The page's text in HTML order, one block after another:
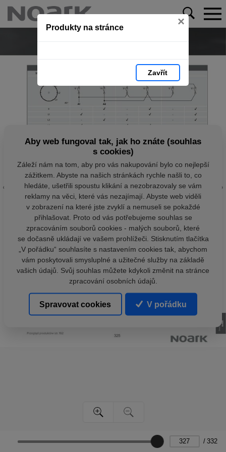
Produkty na stránce ×
Zavřít
/ 332
Aby web fungoval tak, jak ho znáte (souhlas
s cookies)
Záleží nám na tom, aby pro vás nakupování bylo co nejlepší
zážitkem. Abyste na našich stránkách rychle našli to, co
hledáte, ušetřili spoustu klikání a nezobrazovaly se vám
reklamy na věci, které vás nezajímají. Abyste web viděli
v zobrazení na které jste zvyklí a nemuseli se pokaždé
přihlašovat. Proto od vás potřebujeme souhlas se
zpracováním souborů cookies - malých souborů, které
se dočasně ukládají ve vašem prohlížeči. Stisknutím tlačítka
„V pořádku“ souhlasíte s nastavením cookies tak, abychom
vám poskytovali smysluplné a užitečné služby na základě
vašich údajů. Svůj souhlas můžete kdykoli změnit na stránce
zpracování osobních údajů.
Spravovat cookies V pořádku